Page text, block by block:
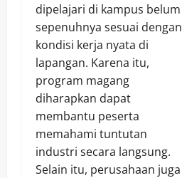
dipelajari di kampus belum
sepenuhnya sesuai dengan
kondisi kerja nyata di
lapangan. Karena itu,
program magang
diharapkan dapat
membantu peserta
memahami tuntutan
industri secara langsung.
Selain itu, perusahaan juga